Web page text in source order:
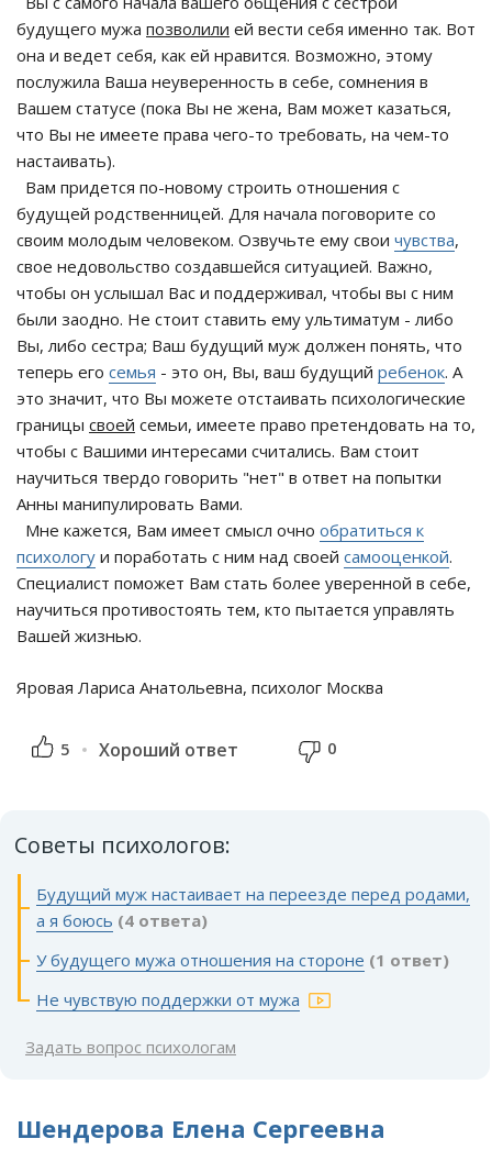
будущего мужа позволили ей вести себя именно так. Вот
она и ведет себя, как ей нравится. Возможно, этому
послужила Ваша неуверенность в себе, сомнения в
Вашем статусе (пока Вы не жена, Вам может казаться,
что Вы не имеете права чего-то требовать, на чем-то
настаивать).
Вам придется по-новому строить отношения с
будущей родственницей. Для начала поговорите со
своим молодым человеком. Озвучьте ему свои чувства,
свое недовольство создавшейся ситуацией. Важно,
чтобы он услышал Вас и поддерживал, чтобы вы с ним
были заодно. Не стоит ставить ему ультиматум - либо
Вы, либо сестра; Ваш будущий муж должен понять, что
теперь его семья - это он, Вы, ваш будущий ребенок. А
это значит, что Вы можете отстаивать психологические
границы своей семьи, имеете право претендовать на то,
чтобы с Вашими интересами считались. Вам стоит
научиться твердо говорить "нет" в ответ на попытки
Анны манипулировать Вами.
Мне кажется, Вам имеет смысл очно обратиться к
психологу и поработать с ним над своей самооценкой.
Специалист поможет Вам стать более уверенной в себе,
научиться противостоять тем, кто пытается управлять
Вашей жизнью.
Яровая Лариса Анатольевна, психолог Москва
5 Хороший ответ 0
Советы психологов:
Будущий муж настаивает на переезде перед родами,
а я боюсь (4 ответа)
У будущего мужа отношения на стороне (1 ответ)
Не чувствую поддержки от мужа
Задать вопрос психологам
Шендерова Елена Сергеевна